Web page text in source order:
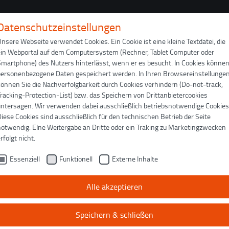
GEBÄUDE INSTANDSETZUNG
DOWNLOAD
das Bernabéu-Stadion
der Bauphase angepasst wurden.
des Bernabéu-Stadions
einziehbares Dach sowie
Da die Arbeiten
stellten die vielen temporären
Webseite verwendet Cookies. Ein Cookie ist eine kleine Textdatei, die
Webportal auf dem Computersystem (Rechner, Tablet Computer oder
des Nutzers hinterlässt, wenn er es besucht. In Cookies können
Daten gespeichert werden. In Ihren
Sie die Nachverfolgbarkeit durch Cookies verhindern (Do-not-track,
Protection-List) bzw. das Speichern von Drittanbietercookies
Wir verwenden dabei ausschließlich betriebsnotwendige
Cookies sind ausschließlich für den technischen Betrieb der Seite
EIne Weitergabe an Dritte oder ein Traking zu Marketingzwecken
nicht.
Essenziell Funktionell Externe Inhalte
Alle akzeptieren
Speichern & schließen